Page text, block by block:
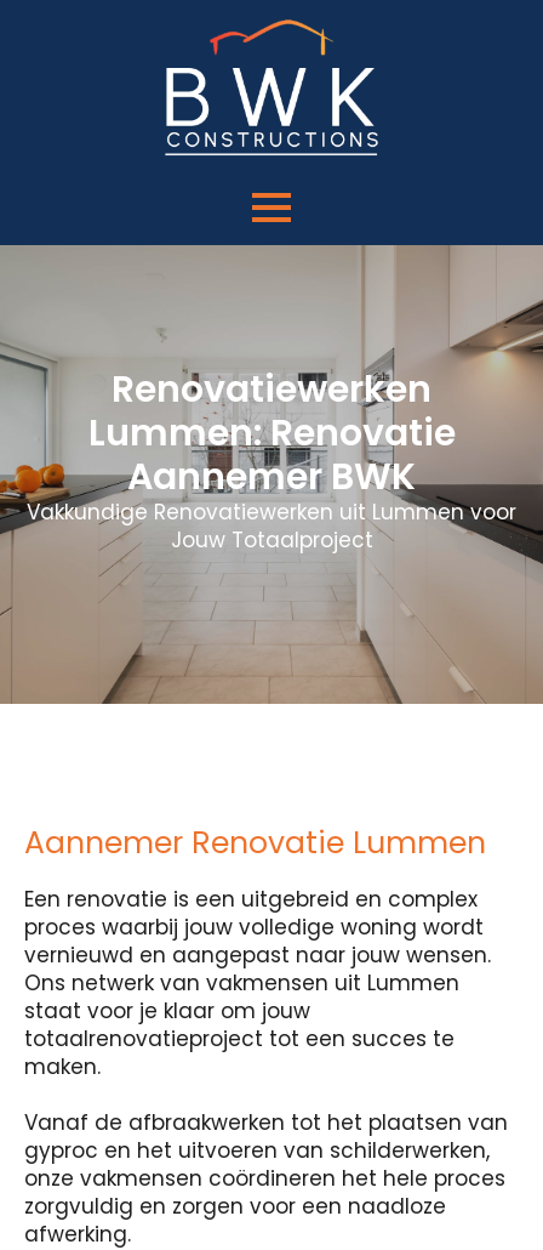
Renovatiewerken
Lummen: Renovatie
Aannemer BWK
Vakkundige Renovatiewerken uit Lummen voor
Jouw Totaalproject
Aannemer Renovatie Lummen
Een renovatie is een uitgebreid en complex
proces waarbij jouw volledige woning wordt
vernieuwd en aangepast naar jouw wensen.
Ons netwerk van vakmensen uit Lummen
staat voor je klaar om jouw
totaalrenovatieproject tot een succes te
maken.
Vanaf de afbraakwerken tot het plaatsen van
gyproc en het uitvoeren van schilderwerken,
onze vakmensen coördineren het hele proces
zorgvuldig en zorgen voor een naadloze
afwerking.